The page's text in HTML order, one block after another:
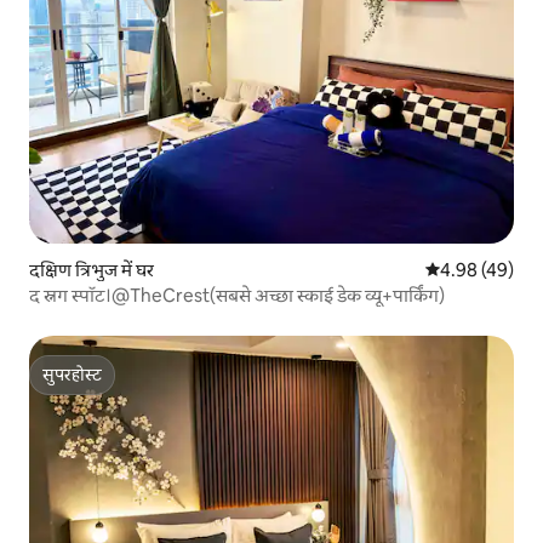
दक्षिण त्रिभुज में घर औसत रेटिंग 5 में
4.98 (49)
द स्नग स्पॉट।@TheCrest(सबसे अच्छा स्काई डेक व्यू+पार्किंग)
सुपरहोस्ट
सुपरहोस्ट